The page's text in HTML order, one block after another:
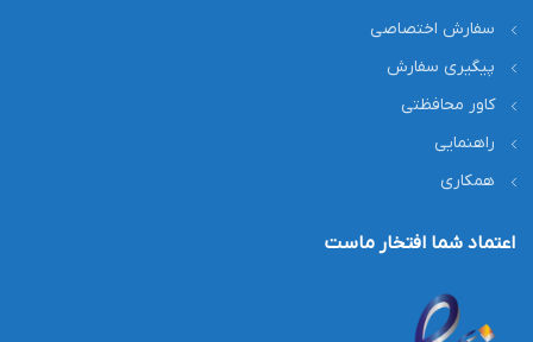
سفارش اختصاصی
پیگیری سفارش
کاور محافظتی
راهنمایی
همکاری
اعتماد شما افتخار ماست